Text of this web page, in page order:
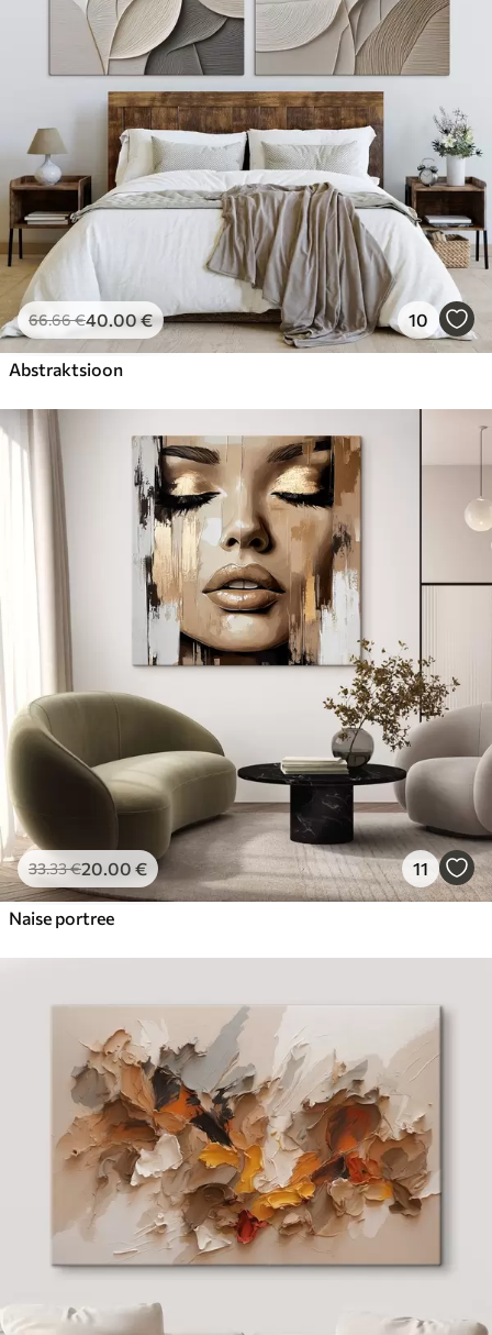
66.66€40.00€ 10
Abstraktsioon
33.33€20.00 € 11
Naise portree